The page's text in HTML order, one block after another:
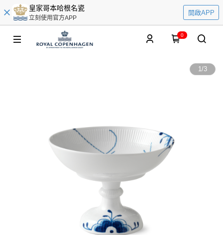
皇家哥本哈根名瓷
立刻使用官方APP
開啟APP
0
1/3